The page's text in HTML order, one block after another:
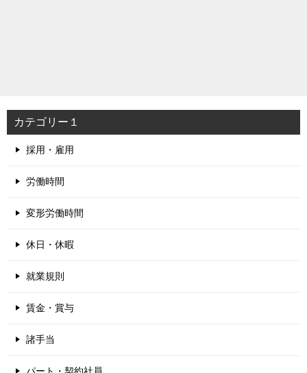
カテゴリー１
採用・雇用
労働時間
変形労働時間
休日・休暇
就業規則
賃金・賞与
諸手当